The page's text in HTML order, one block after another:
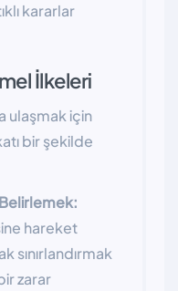
kararlar
İlkeleri
ulaşmak için
bir şekilde
hareket
sınırlandırmak
zarar